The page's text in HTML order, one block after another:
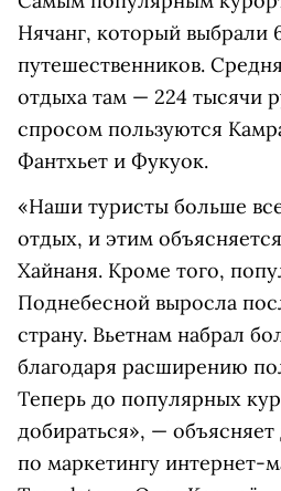
Нячанг, который выбрали
путешественников.
отдыха там — 224 тысячи
спросом пользуются
Фантхьет и Фукуок.
«Наши туристы больше
отдых, и этим
Хайнаня. Кроме того,
Поднебесной выросла
страну. Вьетнам набрал
благодаря расширению
Теперь до популярных
добираться», — объясняет
по маркетингу интернет-